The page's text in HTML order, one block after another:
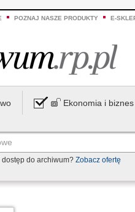
POZNAJ NASZE PRODUKTY E-
Ekonomia i biznes
do archiwum? Zobacz ofertę